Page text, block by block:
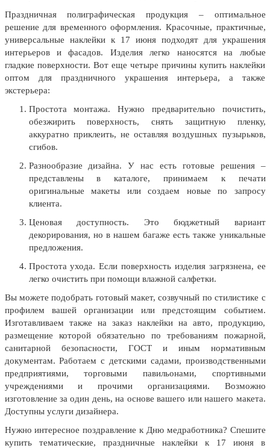
24 мая, День славянской
письменности и культуры
28 мая, День пограничника
1 июня, День защиты детей
8 июня, День социального работника
12 июня, День России
(третье воскресенье июня)
Выпускной для школ и ВУЗов
29 июня, День партизан и
подпольщиков
8 июля, День Семьи Любви и
День рыбака (второе воскресенье
июля)
День ВМФ (последнее воскресенье
июля)
28 июля, День Крещения Руси
2 августа, День ВДВ
Праздничная полиграфическая продукция – оптимальное
решение для временного оформления. Красочные, практичные,
универсальные наклейки к 17 июня подходят для украшения
интерьеров и фасадов. Изделия легко наносятся на любые
гладкие поверхности. Вот еще четыре причины купить наклейки
оптом для праздничного украшения интерьера, а также
экстерьера:
Простота монтажа. Нужно предварительно почистить,
обезжирить поверхность, снять защитную пленку,
аккуратно приклеить, не оставляя воздушных пузырьков,
сгибов.
Разнообразие дизайна. У нас есть готовые решения –
представлены в каталоге, принимаем к печати
оригинальные макеты или создаем новые по запросу
клиента.
Ценовая доступность. Это бюджетный вариант
декорирования, но в нашем багаже есть также уникальные
предложения.
Простота ухода. Если поверхность изделия загрязнена, ее
легко очистить при помощи влажной салфетки.
Вы можете подобрать готовый макет, созвучный по стилистике с
профилем вашей организации или предстоящим событием.
Изготавливаем также на заказ наклейки на авто, продукцию,
размещение которой обязательно по требованиям пожарной,
санитарной безопасности, ГОСТ и иным нормативным
документам. Работаем с детскими садами, производственными
предприятиями, торговыми павильонами, спортивными
учреждениями и прочими организациями. Возможно
изготовление за один день, на основе вашего или нашего макета.
Доступны услуги дизайнера.
Нужно интересное поздравление к Дню медработника? Спешите
купить тематические, праздничные наклейки к 17 июня в